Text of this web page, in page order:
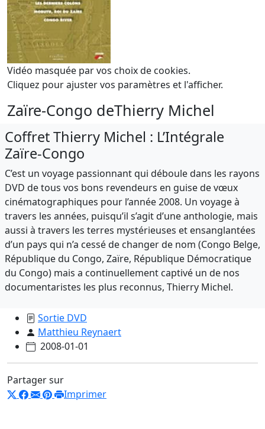
Vidéo masquée par vos choix de cookies.
Cliquez pour ajuster vos paramètres et l'afficher.
Zaïre-Congo deThierry Michel
Coffret Thierry Michel : L’Intégrale
Zaïre-Congo
C’est un voyage passionnant qui déboule dans les rayons
DVD de tous vos bons revendeurs en guise de vœux
cinématographiques pour l’année 2008. Un voyage à
travers les années, puisqu’il s’agit d’une anthologie, mais
aussi à travers les terres mystérieuses et ensanglantées
d’un pays qui n’a cessé de changer de nom (Congo Belge,
République du Congo, Zaïre, République Démocratique
du Congo) mais a continuellement captivé un de nos
documentaristes les plus reconnus, Thierry Michel.
Sortie DVD
Matthieu Reynaert
2008-01-01
Partager sur
Imprimer